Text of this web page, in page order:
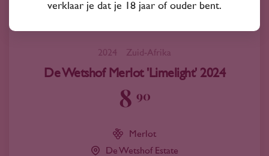
2024 Zuid-Afrika
De Wetshof Merlot 'Limelight' 2024
8 90
Merlot
De Wetshof Estate
verklaar je dat je 18 jaar of ouder bent.